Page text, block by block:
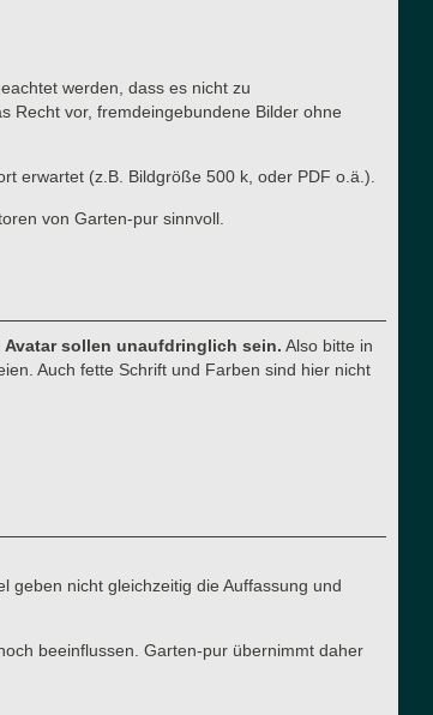
werden, dass es nicht zu
Recht vor, fremdeingebundene Bilder ohne
erwartet (z.B. Bildgröße 500 k, oder PDF o.ä.).
von Garten-pur sinnvoll.
sollen unaufdringlich sein. Also bitte in
Auch fette Schrift und Farben sind hier nicht
geben nicht gleichzeitig die Auffassung und
beeinflussen. Garten-pur übernimmt daher